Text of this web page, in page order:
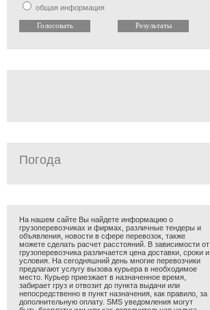
общая информация
Погода
На нашем сайте Вы найдете информацию о
грузоперевозчиках и фирмах, различные тендеры и
объявления, новости в сфере перевозок, также
можете сделать расчет расстояний. В зависимости от
грузоперевозчика различается цена доставки, сроки и
условия. На сегодняшний день многие перевозчики
предлагают услугу вызова курьера в необходимое
место. Курьер приезжает в назначенное время,
забирает груз и отвозит до пункта выдачи или
непосредственно в пункт назначения, как правило, за
дополнительную оплату. SMS уведомления могут